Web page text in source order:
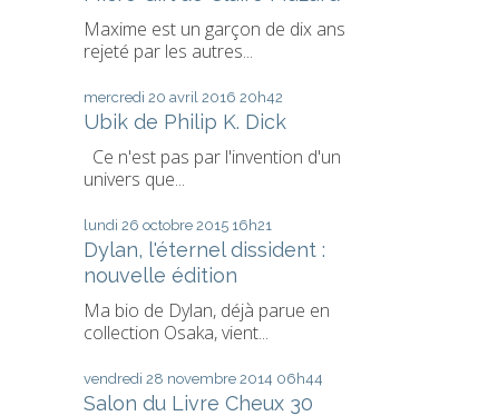
Maxime est un garçon de dix ans
rejeté par les autres...
mercredi 20 avril 2016 20h42
Ubik de Philip K. Dick
Ce n'est pas par l'invention d'un
univers que...
lundi 26 octobre 2015 16h21
Dylan, l'éternel dissident :
nouvelle édition
Ma bio de Dylan, déjà parue en
collection Osaka, vient...
vendredi 28 novembre 2014 06h44
Salon du Livre Cheux 30